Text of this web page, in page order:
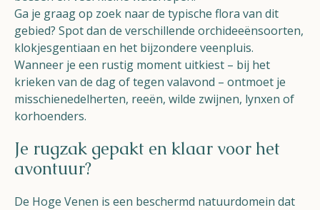
Ga je graag op zoek naar de typische flora van dit
gebied? Spot dan de verschillende orchideeënsoorten,
klokjesgentiaan en het bijzondere veenpluis.
Wanneer je een rustig moment uitkiest – bij het
krieken van de dag of tegen valavond – ontmoet je
misschienedelherten, reeën, wilde zwijnen, lynxen of
korhoenders.
Je rugzak gepakt en klaar voor het
avontuur?
De Hoge Venen is een beschermd natuurdomein dat